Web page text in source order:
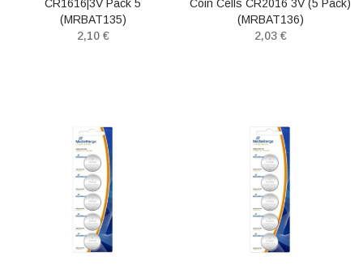
CR1616|3V Pack 5
(MRBAT135)
2,10 €
Coin Cells CR2016 3V (5 Pack)
(MRBAT136)
2,03 €